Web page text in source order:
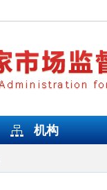
机构